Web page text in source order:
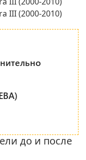
до и после